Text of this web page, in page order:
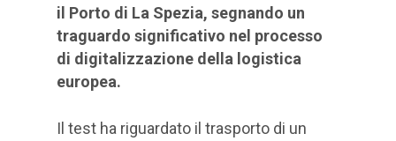
il Porto di La Spezia, segnando un
traguardo significativo nel processo
di digitalizzazione della logistica
europea.
Il test ha riguardato il trasporto di un